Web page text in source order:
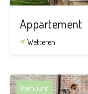
Appartement
Wetteren
Verhuurd